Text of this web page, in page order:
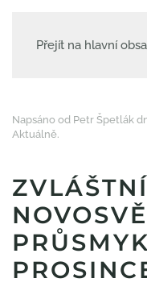
Přejít na hlavní
Napsáno od Petr Špetlák
Aktuálně.